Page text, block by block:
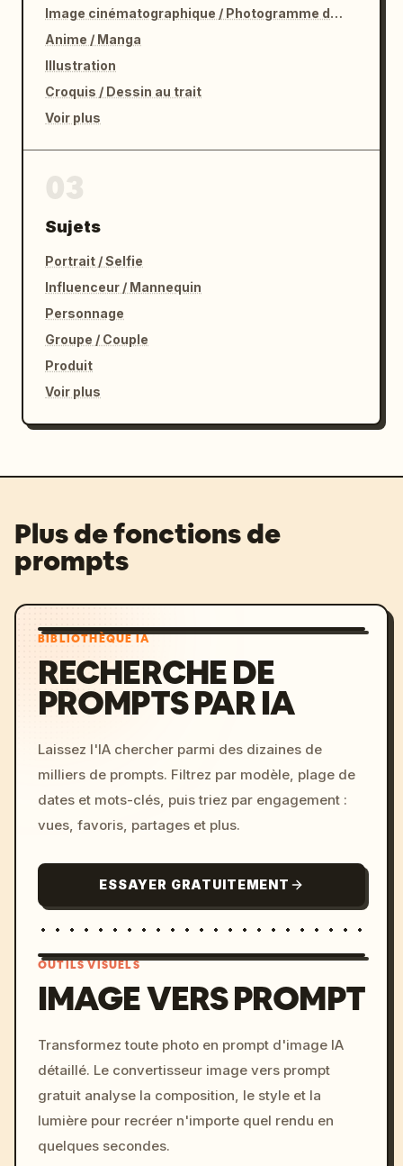
Image cinématographique / Photogramme de film
Anime / Manga
Illustration
Croquis / Dessin au trait
Voir plus
Sujets
Portrait / Selfie
Influenceur / Mannequin
Personnage
Groupe / Couple
Produit
Voir plus
Plus de fonctions de
prompts
BIBLIOTHÈQUE IA
RECHERCHE DE
PROMPTS PAR IA
Laissez l'IA chercher parmi des dizaines de
milliers de prompts. Filtrez par modèle, plage de
dates et mots-clés, puis triez par engagement :
vues, favoris, partages et plus.
ESSAYER GRATUITEMENT
c, cyberpunk sunset, neon
colors, 8k --v 6.0
OUTILS VISUELS
IMAGE VERS PROMPT
Transformez toute photo en prompt d'image IA
détaillé. Le convertisseur image vers prompt
gratuit analyse la composition, le style et la
lumière pour recréer n'importe quel rendu en
quelques secondes.